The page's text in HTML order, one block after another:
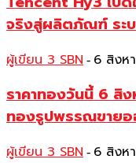
จริงสู่ผลิตภัณฑ์ ระบ
ผู้เขียน 3 SBN - 6 สิงห
ราคาทองวันนี้ 6 สิ
ทองรูปพรรณขาย
ผู้เขียน 3 SBN - 6 สิงห